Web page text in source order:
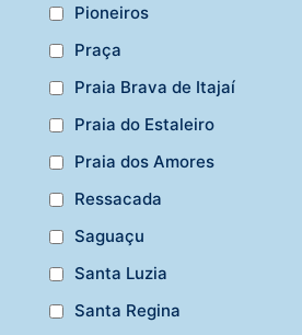
Pioneiros
Praça
Praia Brava de Itajaí
Praia do Estaleiro
Praia dos Amores
Ressacada
Saguaçu
Santa Luzia
Santa Regina